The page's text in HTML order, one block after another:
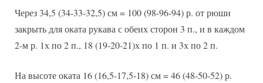
Через 34,5 (34-33-32,5) см = 100 (98-96-94) р. от рюши
закрыть для оката рукава с обеих сторон 3 п., и в каждом
2-м р. 1х по 2 п., 18 (19-20-21)х по 1 п. и 3х по 2 п.
На высоте оката 16 (16,5-17,5-18) см = 46 (48-50-52) р.